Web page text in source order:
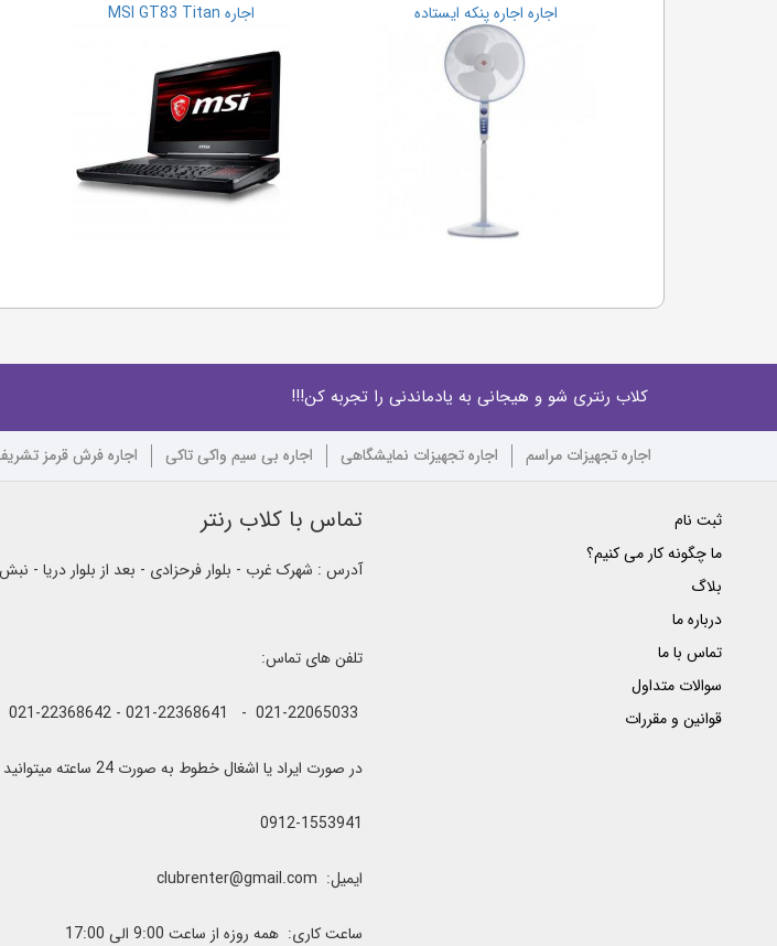
اجاره اجاره پنکه ایستاده اجاره MSI GT83 Titan
کلاب رنتری شو و هیجانی به یادماندنی را تجربه کن!!!
اجاره تجهیزات مراسم اجاره تجهیزات نمایشگاهی اجاره بی سیم واکی تاکی اجاره فرش قرمز
ثبت نام
ما چگونه کار می کنیم؟
بلاگ
درباره ما
تماس با ما
سوالات متداول
قوانین و مقررات
تماس با کلاب رنتر
آدرس : شهرک غرب - بلوار فرحزادی - بعد از بلوار دریا -
تلفن های تماس:
در صورت ایراد یا اشغال خطوط به صورت 24 ساعته میتوانید به شماره همراه زیر پیام بفرستید.
0912-1553941
ایمیل: clubrenter@gmail.com
ساعت کاری: همه روزه از ساعت 9:00 الی 17:00